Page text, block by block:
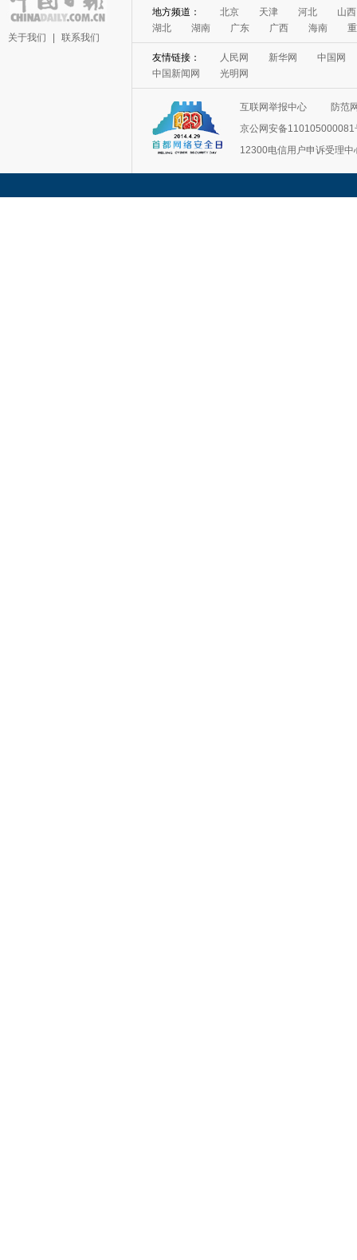
关于我们 联系我们
地方频道： 北京 天津 河北
山西
湖北
湖南 广东 广西 海南
友情链接： 人民网 新华网
中国网
中国新闻网
光明网
互联网举报中心
防范
京公网安备110105000081
12300电信用户申诉受理中